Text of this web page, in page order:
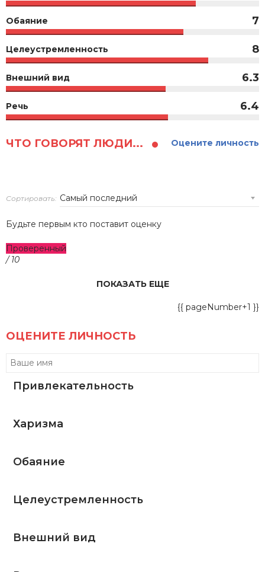
Обаяние 7
Целеустремленность 8
Внешний вид 6.3
Речь 6.4
ЧТО ГОВОРЯТ ЛЮДИ... Оцените личность
Сортировать:
Будьте первым кто поставит оценку
Проверенный
/ 10
ПОКАЗАТЬ ЕЩЕ
{{ pageNumber+1 }}
ОЦЕНИТЕ ЛИЧНОСТЬ
Привлекательность
Харизма
Обаяние
Целеустремленность
Внешний вид